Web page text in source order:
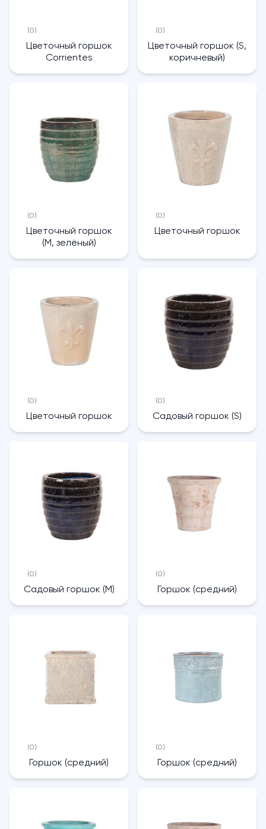
(0)
Цветочный горшок
Corrientes
(0)
Цветочный горшок (S,
коричневый)
(0)
Цветочный горшок
(M, зелёный)
(0)
Цветочный горшок
(0)
Цветочный горшок
(0)
Садовый горшок (S)
(0)
Садовый горшок (M)
(0)
Горшок (средний)
(0)
Горшок (средний)
(0)
Горшок (средний)